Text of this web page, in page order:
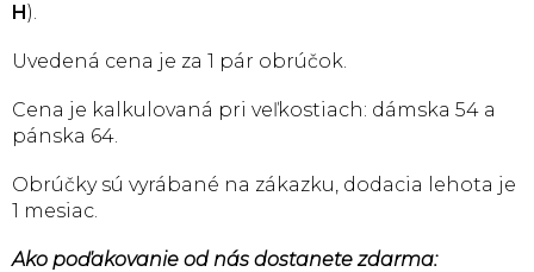
H).
Uvedená cena je za 1 pár obrúčok.
Cena je kalkulovaná pri veľkostiach: dámska 54 a
pánska 64.
Obrúčky sú vyrábané na zákazku, dodacia lehota je
1 mesiac.
Ako poďakovanie od nás dostanete zdarma: